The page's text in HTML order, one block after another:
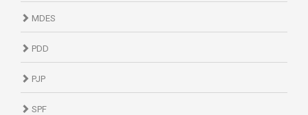
MDES
PDD
PJP
SPF